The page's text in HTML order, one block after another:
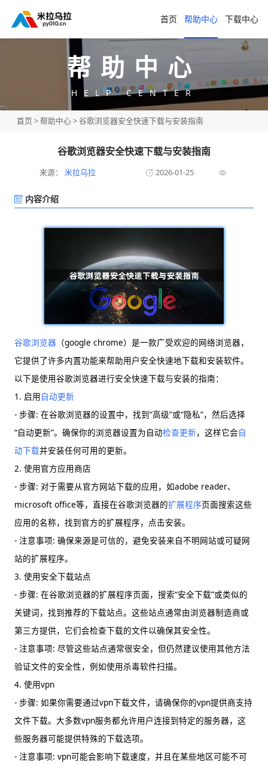
首页 帮助中心 下载中心
帮助中心
HELP CENTER
首页 >帮助中心> 谷歌浏览器安全快速下载与安装指南
谷歌浏览器安全快速下载与安装指南
来源： 米拉乌拉 2026-01-25
内容介绍
谷歌浏览器 （google chrome）是一款广受欢迎的网络浏览器，
它提供了许多内置功能来帮助用户安全快速地下载和安装软件。
以下是使用谷歌浏览器进行安全快速下载与安装的指南：
1. 启用 自动更新
- 步骤: 在谷歌浏览器的设置中，找到“高级”或“隐私”，然后选择
“自动更新”。确保你的浏览器设置为自动检查更新，这样它会自
动下载并安装任何可用的更新。
2. 使用官方应用商店
- 步骤: 对于需要从官方网站下载的应用，如adobe reader、
microsoft office等，直接在谷歌浏览器的扩展程序页面搜索这些
应用的名称，找到官方的扩展程序，点击安装。
- 注意事项: 确保来源是可信的，避免安装来自不明网站或可疑网
站的扩展程序。
3. 使用安全下载站点
- 步骤: 在谷歌浏览器的扩展程序页面，搜索“安全下载”或类似的
关键词，找到推荐的下载站点。这些站点通常由浏览器制造商或
第三方提供，它们会检查下载的文件以确保其安全性。
- 注意事项: 尽管这些站点通常很安全，但仍然建议使用其他方法
验证文件的安全性，例如使用杀毒软件扫描。
4. 使用vpn
- 步骤: 如果你需要通过vpn下载文件，请确保你的vpn提供商支持
文件下载。大多数vpn服务都允许用户连接到特定的服务器，这
些服务器可能提供特殊的下载选项。
- 注意事项: vpn可能会影响下载速度，并且在某些地区可能不可